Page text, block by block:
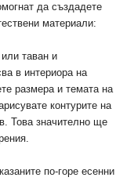
да създадете
материали:
таван и
в интериора на
размера и темата на
контурите на
Това значително ще
по-горе есенни